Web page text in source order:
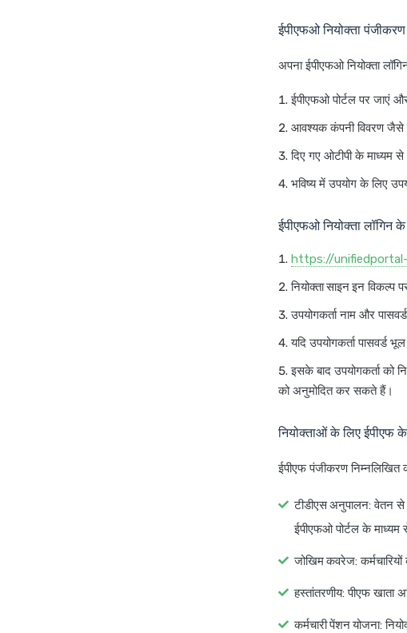
ईपीएफओ नियोक्ता
अपना ईपीएफओ नियोक्ता
ईपीएफओ पोर्टल पर जाएं
आवश्यक कंपनी विवरण जैसे
दिए गए ओटीपी के माध्यम
भविष्य में उपयोग के लिए
ईपीएफओ नियोक्ता लॉगिन
https://
नियोक्ता साइन इनविकल्प
उपयोगकर्ता नाम और
यदि उपयोगकर्ता पासवर्ड
इसके बाद उपयोगकर्ता को
को अनुमोदित कर सकते हैं।
नियोक्ताओं के लिए ईपीएफ
ईपीएफ पंजीकरण
टीडीएस अनुपालन: वेतन से
ईपीएफओ पोर्टल के माध्यम
जोखिम कवरेज:
हस्तांतरणीय: पीएफ खाता
कर्मचारी पेंशन योजना: